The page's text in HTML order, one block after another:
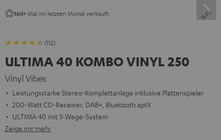
160+ Mal im letzten Monat verkauft.
(112)
ULTIMA 40 KOMBO VINYL 250
Vinyl Vibes
Leistungsstarke Stereo-Komplettanlage inklusive Plattenspieler
200-Watt CD-Receiver, DAB+, Bluetooth aptX
ULTIMA 40 mit 3-Wege-System
Zeige mir mehr